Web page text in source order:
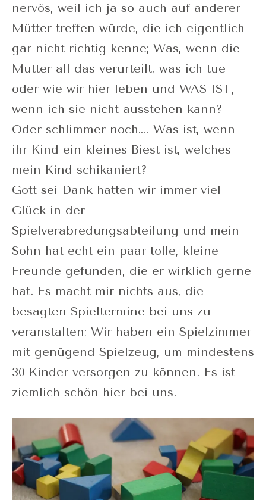
nervös, weil ich ja so auch auf anderer
Mütter treffen würde, die ich eigentlich
gar nicht richtig kenne; Was, wenn die
Mutter all das verurteilt, was ich tue
oder wie wir hier leben und WAS IST,
wenn ich sie nicht ausstehen kann?
Oder schlimmer noch…. Was ist, wenn
ihr Kind ein kleines Biest ist, welches
mein Kind schikaniert?
Gott sei Dank hatten wir immer viel
Glück in der
Spielverabredungsabteilung und mein
Sohn hat echt ein paar tolle, kleine
Freunde gefunden, die er wirklich gerne
hat. Es macht mir nichts aus, die
besagten Spieltermine bei uns zu
veranstalten; Wir haben ein Spielzimmer
mit genügend Spielzeug, um mindestens
30 Kinder versorgen zu können. Es ist
ziemlich schön hier bei uns.